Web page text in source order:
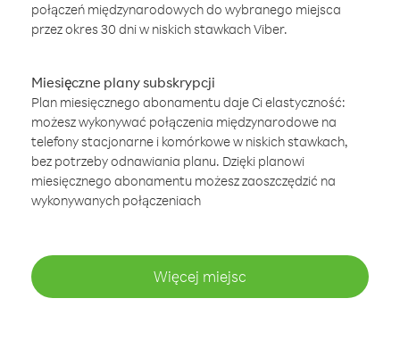
połączeń międzynarodowych do wybranego miejsca
przez okres 30 dni w niskich stawkach Viber.
Miesięczne plany subskrypcji
Plan miesięcznego abonamentu daje Ci elastyczność:
możesz wykonywać połączenia międzynarodowe na
telefony stacjonarne i komórkowe w niskich stawkach,
bez potrzeby odnawiania planu. Dzięki planowi
miesięcznego abonamentu możesz zaoszczędzić na
wykonywanych połączeniach
Więcej miejsc